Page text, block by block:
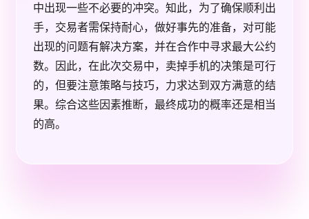
中出现一些不必要的冲突。知此，为了确保顺利出
手，交易者需保持耐心，做好事先的准备，对可能
出现的问题有解决方案，并在合作中寻求最大公约
数。因此，在此次交易中，卖掉手机的决策是可行
的，但要注意策略与技巧，力求达到双方满意的结
果。综合这些因素推断，最终成功的概率还是相当
的高。